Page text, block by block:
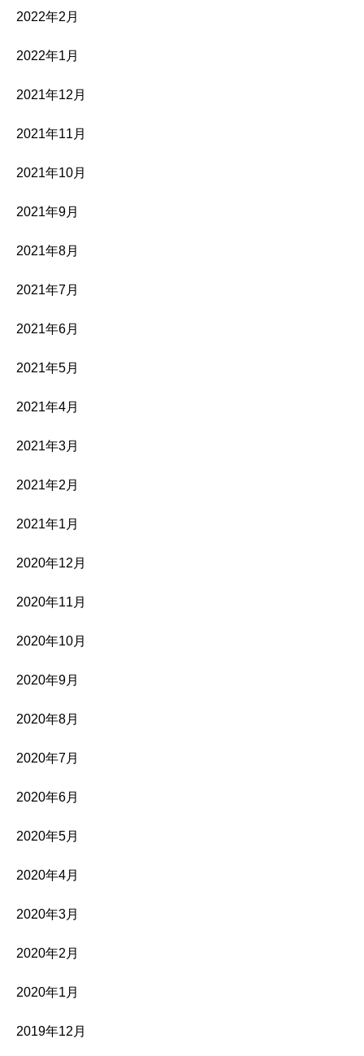
2022年2月
2022年1月
2021年12月
2021年11月
2021年10月
2021年9月
2021年8月
2021年7月
2021年6月
2021年5月
2021年4月
2021年3月
2021年2月
2021年1月
2020年12月
2020年11月
2020年10月
2020年9月
2020年8月
2020年7月
2020年6月
2020年5月
2020年4月
2020年3月
2020年2月
2020年1月
2019年12月